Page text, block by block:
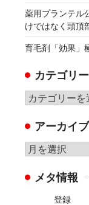
薬用プランテル
けではなく頭頂
育毛剤「効果」
カテゴリー
カ
ゴ
リ
ー
アーカイブ
ア
カ メタ情報
登録